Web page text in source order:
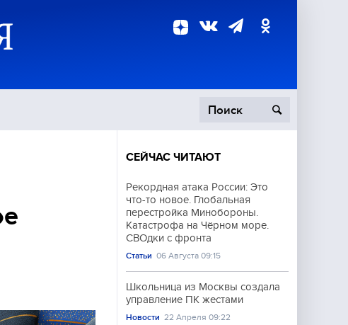
Происшествия
СЕЙЧАС ЧИТАЮТ
Рекордная атака России: Это
что-то новое. Глобальная
перестройка Минобороны.
Катастрофа на Чёрном море.
СВОдки с фронта
Статьи 06 Августа 09:15
Школьница из Москвы создала
управление ПК жестами
Новости 22 Апреля 09:22